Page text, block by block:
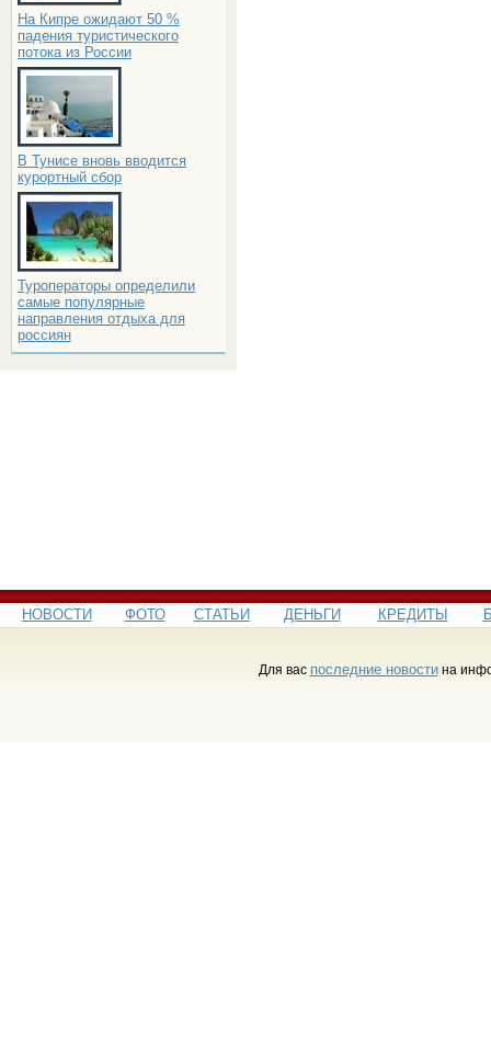
На Кипре ожидают 50 %
падения туристического
потока из России
В Тунисе вновь вводится
курортный сбор
Туроператоры определили
самые популярные
направления отдыха для
россиян
НОВОСТИ ФОТО СТАТЬИ ДЕНЬГИ КРЕДИТЫ
Для вас последние новостина